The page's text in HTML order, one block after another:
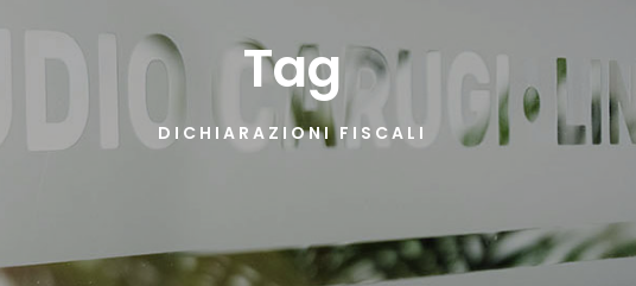
Tag
DICHIARAZIONI FISCALI